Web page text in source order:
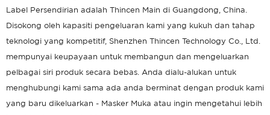
Label Persendirian adalah Thincen Main di Guangdong, China.
Disokong oleh kapasiti pengeluaran kami yang kukuh dan tahap
teknologi yang kompetitif, Shenzhen Thincen Technology Co., Ltd.
mempunyai keupayaan untuk membangun dan mengeluarkan
pelbagai siri produk secara bebas. Anda dialu-alukan untuk
menghubungi kami sama ada anda berminat dengan produk kami
yang baru dikeluarkan - Masker Muka atau ingin mengetahui lebih